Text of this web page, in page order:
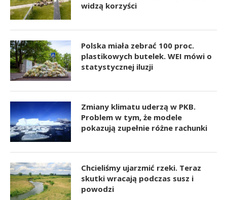
widzą korzyści
Polska miała zebrać 100 proc.
plastikowych butelek. WEI mówi o
statystycznej iluzji
Zmiany klimatu uderzą w PKB.
Problem w tym, że modele
pokazują zupełnie różne rachunki
Chcieliśmy ujarzmić rzeki. Teraz
skutki wracają podczas susz i
powodzi